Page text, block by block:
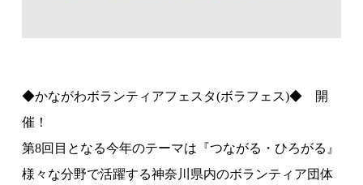
◆かながわボランティアフェスタ(ボラフェス)◆
開
催！
第8回目となる今年のテーマは『つながる・ひろがる』
様々な分野で活躍する神奈川県内のボランティア団体